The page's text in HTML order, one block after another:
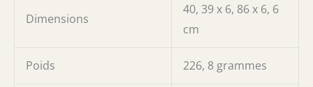
Dimensions
40, 39 x 6, 86 x 6, 6
cm
Poids 226, 8 grammes